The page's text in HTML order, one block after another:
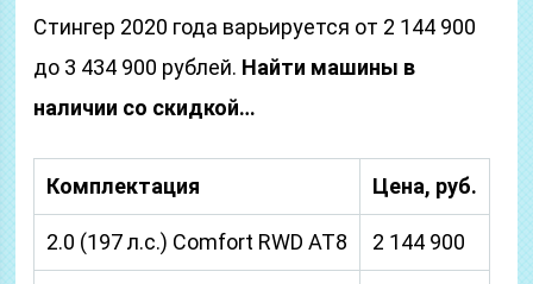
Стингер 2020 года варьируется от 2 144 900
до 3 434 900 рублей. Найти машины в
наличии со скидкой…
Комплектация Цена, руб.
2.0 (197 л.с.) Comfort RWD AT8 2 144 900